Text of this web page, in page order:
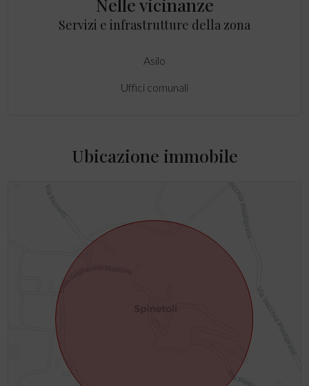
Servizi e infrastrutture della zona
Asilo
Uffici comunali
Ubicazione immobile